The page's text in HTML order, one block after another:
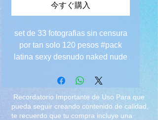
今すぐ購入
set de 33 fotografias sin censura
por tan solo 120 pesos #pack
latina sexy desnudo naked nude
Recordatorio Importante de Uso Para que
pueda seguir creando contenido de calidad,
te recuerdo que tu compra incluye una